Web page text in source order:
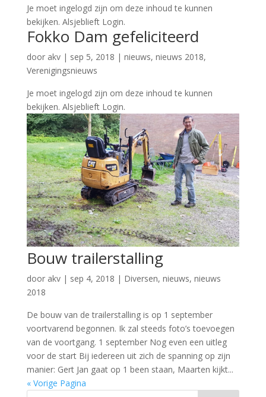
Je moet ingelogd zijn om deze inhoud te kunnen
bekijken. Alsjeblieft Login.
Fokko Dam gefeliciteerd
door akv| sep 5, 2018 | nieuws, nieuws 2018,
Verenigingsnieuws
Je moet ingelogd zijn om deze inhoud te kunnen
bekijken. Alsjeblieft Login.
Bouw trailerstalling
door akv| sep 4, 2018 | Diversen, nieuws, nieuws
2018
De bouw van de trailerstalling is op 1 september
voortvarend begonnen. Ik zal steeds foto’s toevoegen
van de voortgang. 1 september Nog even een uitleg
voor de start Bij iedereen uit zich de spanning op zijn
manier: Gert Jan gaat op 1 been staan, Maarten kijkt...
« Vorige Pagina